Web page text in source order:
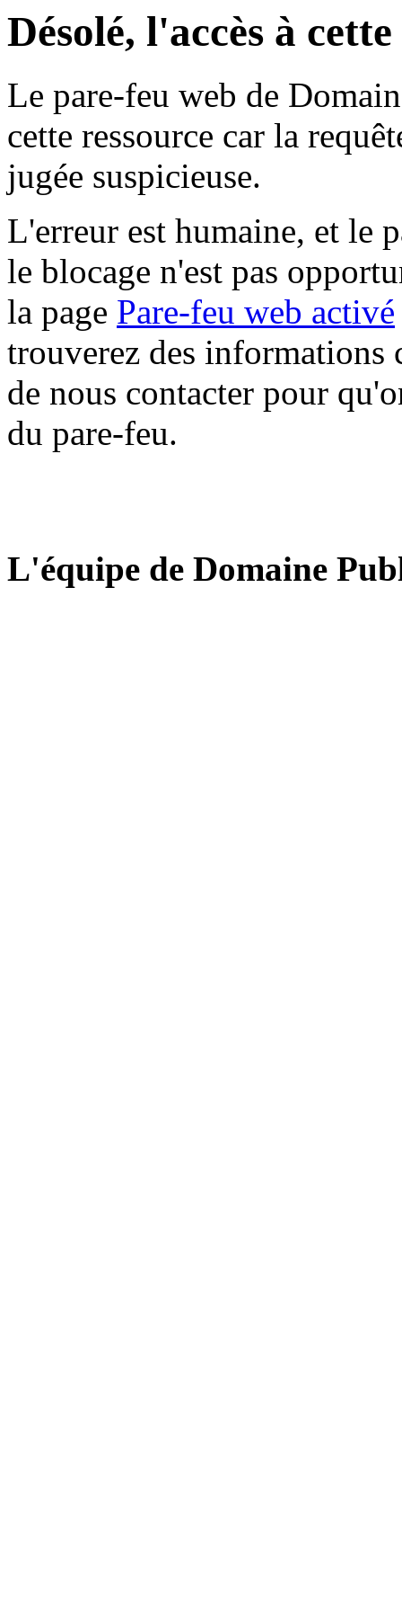
Désolé, l'accès à
Le pare-feu web de
cette ressource car la
jugée suspicieuse.
L'erreur est humaine, et le
le blocage n'est pas
la page Pare-feu web activé
trouverez des informations
de nous contacter pour
du pare-feu.
L'équipe de Domaine